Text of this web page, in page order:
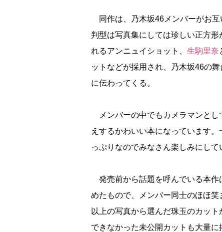
同作は、乃木坂46メンバーがお互
判型は写真集にしては珍しい正方
れるアンニュイショット、 生駒里奈
ットなどが採用され、乃木坂46の
に伝わってくる。
メンバーの中でもカメラマンとし
えするかわいい本になっています
っぷりなのでみなさん楽しみにし
発売前から話題を呼んでいる本作
めたもので、メンバー同士のほほ
以上の写真から選んだ珠玉のカッ
できなかった未公開カットも大量に